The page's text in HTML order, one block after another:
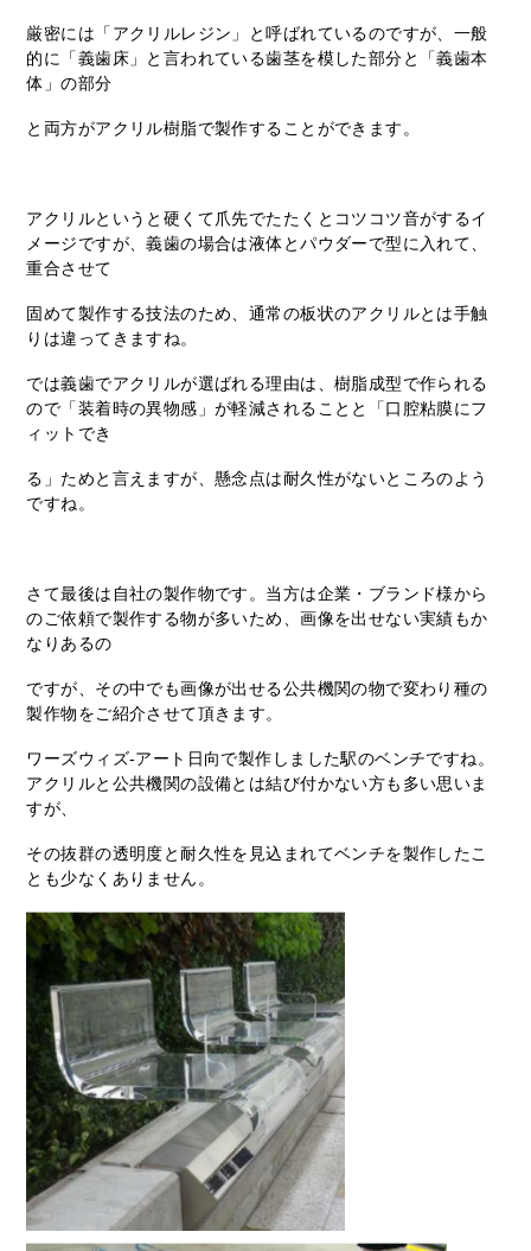
厳密には「アクリルレジン」と呼ばれているのですが、一般
的に「義歯床」と言われている歯茎を模した部分と「義歯本
体」の部分
と両方がアクリル樹脂で製作することができます。
アクリルというと硬くて爪先でたたくとコツコツ音がするイ
メージですが、義歯の場合は液体とパウダーで型に入れて、
重合させて
固めて製作する技法のため、通常の板状のアクリルとは手触
りは違ってきますね。
では義歯でアクリルが選ばれる理由は、樹脂成型で作られる
ので「装着時の異物感」が軽減されることと「口腔粘膜にフ
ィットでき
る」ためと言えますが、懸念点は耐久性がないところのよう
ですね。
さて最後は自社の製作物です。当方は企業・ブランド様から
のご依頼で製作する物が多いため、画像を出せない実績もか
なりあるの
ですが、その中でも画像が出せる公共機関の物で変わり種の
製作物をご紹介させて頂きます。
ワーズウィズ-アート日向で製作しました駅のベンチですね。
アクリルと公共機関の設備とは結び付かない方も多い思いま
すが、
その抜群の透明度と耐久性を見込まれてベンチを製作したこ
とも少なくありません。